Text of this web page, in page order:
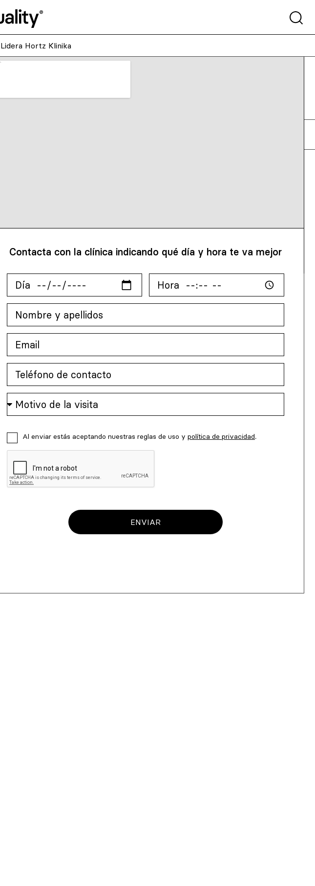
Lidera Hortz Klinika
Contacta con la clínica indicando qué día y hora te va mejor
Al enviar estás aceptando nuestras reglas de uso y política de privacidad.
ENVIAR